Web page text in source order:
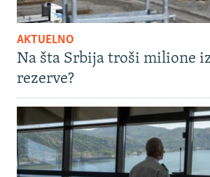
AKTUELNO
Na šta Srbija troši milione
rezerve?